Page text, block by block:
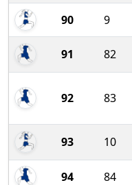
90 9
91 82
92 83
93 10
94 84